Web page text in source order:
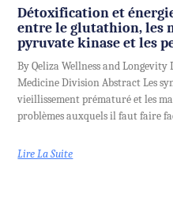
Détoxification et
entre le glutathion, les
pyruvate kinase et les
By Qeliza Wellness and
Medicine Division Abstract Les
vieillissement prématuré et les
problèmes auxquels il faut faire
Lire La Suite